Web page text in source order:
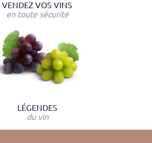
VENDEZ VOS VINS
en toute sécurité
LÉGENDES
du vin